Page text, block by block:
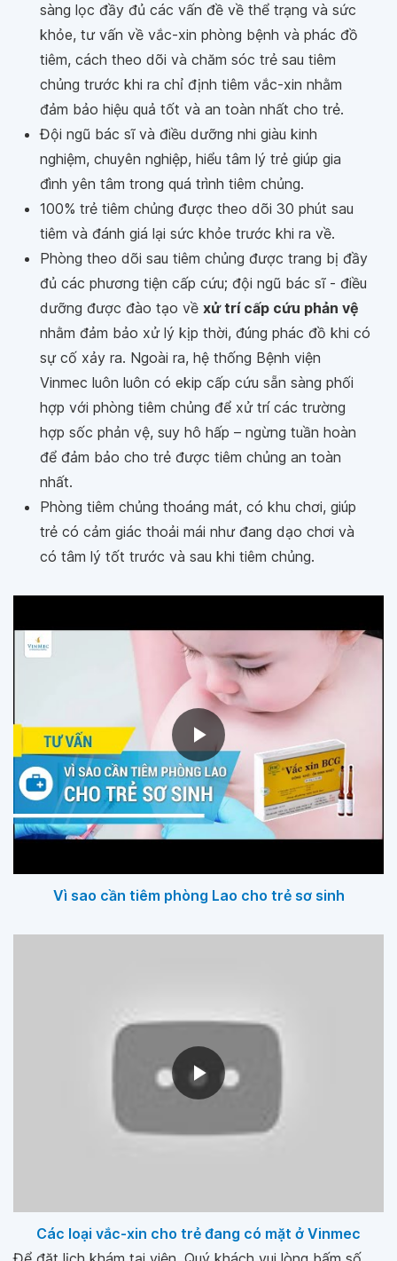
sàng lọc đầy đủ các vấn đề về thể trạng và sức
khỏe, tư vấn về vắc-xin phòng bệnh và phác đồ
tiêm, cách theo dõi và chăm sóc trẻ sau tiêm
chủng trước khi ra chỉ định tiêm vắc-xin nhằm
đảm bảo hiệu quả tốt và an toàn nhất cho trẻ.
Đội ngũ bác sĩ và điều dưỡng nhi giàu kinh
nghiệm, chuyên nghiệp, hiểu tâm lý trẻ giúp gia
đình yên tâm trong quá trình tiêm chủng.
100% trẻ tiêm chủng được theo dõi 30 phút sau
tiêm và đánh giá lại sức khỏe trước khi ra về.
Phòng theo dõi sau tiêm chủng được trang bị đầy
đủ các phương tiện cấp cứu; đội ngũ bác sĩ - điều
dưỡng được đào tạo về xử trí cấp cứu phản vệ
nhằm đảm bảo xử lý kịp thời, đúng phác đồ khi có
sự cố xảy ra. Ngoài ra, hệ thống Bệnh viện
Vinmec luôn luôn có ekip cấp cứu sẵn sàng phối
hợp với phòng tiêm chủng để xử trí các trường
hợp sốc phản vệ, suy hô hấp – ngừng tuần hoàn
để đảm bảo cho trẻ được tiêm chủng an toàn
nhất.
Phòng tiêm chủng thoáng mát, có khu chơi, giúp
trẻ có cảm giác thoải mái như đang dạo chơi và
có tâm lý tốt trước và sau khi tiêm chủng.
Vì sao cần tiêm phòng Lao cho trẻ sơ sinh
Các loại vắc-xin cho trẻ đang có mặt ở Vinmec